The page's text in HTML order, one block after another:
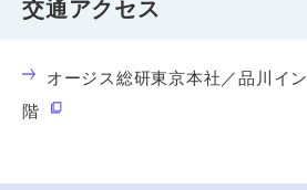
交通アクセス
オージス総研東京本社／品川イ
階